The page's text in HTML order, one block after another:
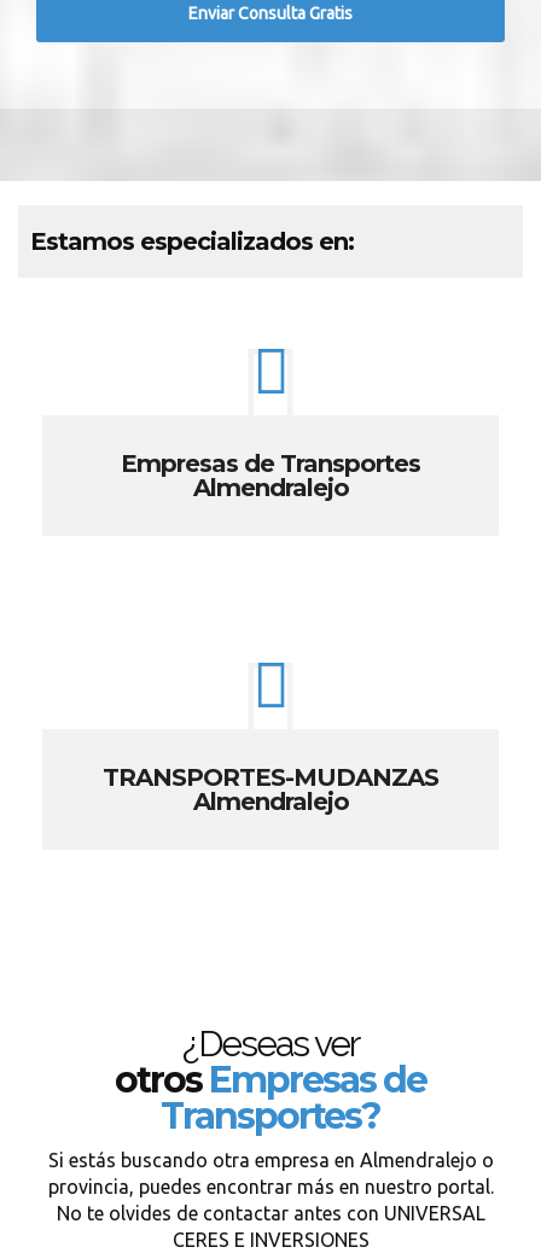
Estamos especializados en:
Empresas de Transportes
Almendralejo
TRANSPORTES-MUDANZAS
Almendralejo
¿Deseas ver
otrosEmpresas de
Transportes?
Si estás buscando otra empresa en Almendralejo o
provincia, puedes encontrar más en nuestro portal.
No te olvides de contactar antes con UNIVERSAL
CERES E INVERSIONES